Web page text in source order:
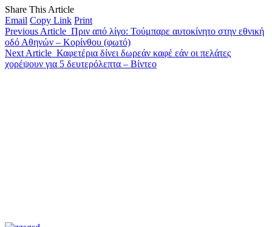
Share This Article
Email Copy Link Print
Previous Article Πριν από λίγο: Τούμπαρε αυτοκίνητο στην εθνική
οδό Αθηνών – Κορίνθου (φωτό)
Next Article Καφετέρια δίνει δωρεάν καφέ εάν οι πελάτες
χορέψουν για 5 δευτερόλεπτα – Βίντεο